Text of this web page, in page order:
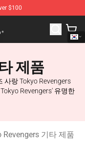
$100
Revengers
제품
사랑 Tokyo Revengers
Revengers' 유명한
Revengers 기타 제품